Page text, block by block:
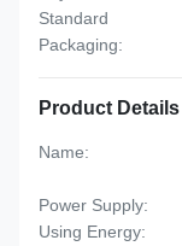
Standard
Packaging:
Product Details
Name:
Power Supply:
Using Energy: